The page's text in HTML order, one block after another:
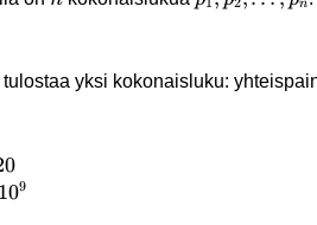
n
yksi kokonaisluku:
109